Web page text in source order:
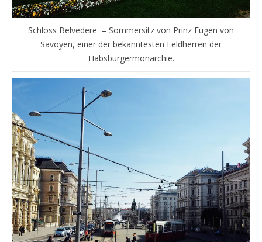
Schloss Belvedere – Sommersitz von Prinz Eugen von
Savoyen, einer der bekanntesten Feldherren der
Habsburgermonarchie.